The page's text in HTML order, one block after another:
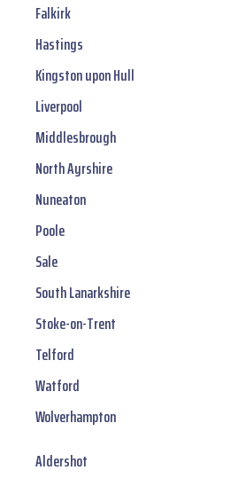
Falkirk
Hastings
Kingston upon Hull
Liverpool
Middlesbrough
North Ayrshire
Nuneaton
Poole
Sale
South Lanarkshire
Stoke-on-Trent
Telford
Watford
Wolverhampton
Aldershot